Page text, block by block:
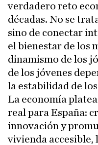
verdadero reto
décadas. No se
sino de conectar
el bienestar de los
dinamismo de los
de los jóvenes
la estabilidad de
La economía
real para España:
innovación y
vivienda accesible,